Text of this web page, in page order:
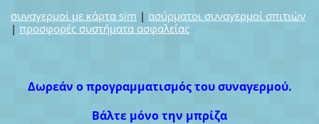
συναγερμοί με κάρτα sim | ασύρματοι συναγερμοί σπιτιών
| προσφορές συστήματα ασφαλείας
Δωρεάν ο προγραμματισμός του συναγερμού.
Βάλτε μόνο την μπρίζα